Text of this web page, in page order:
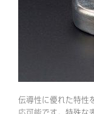
伝導性に優れた特